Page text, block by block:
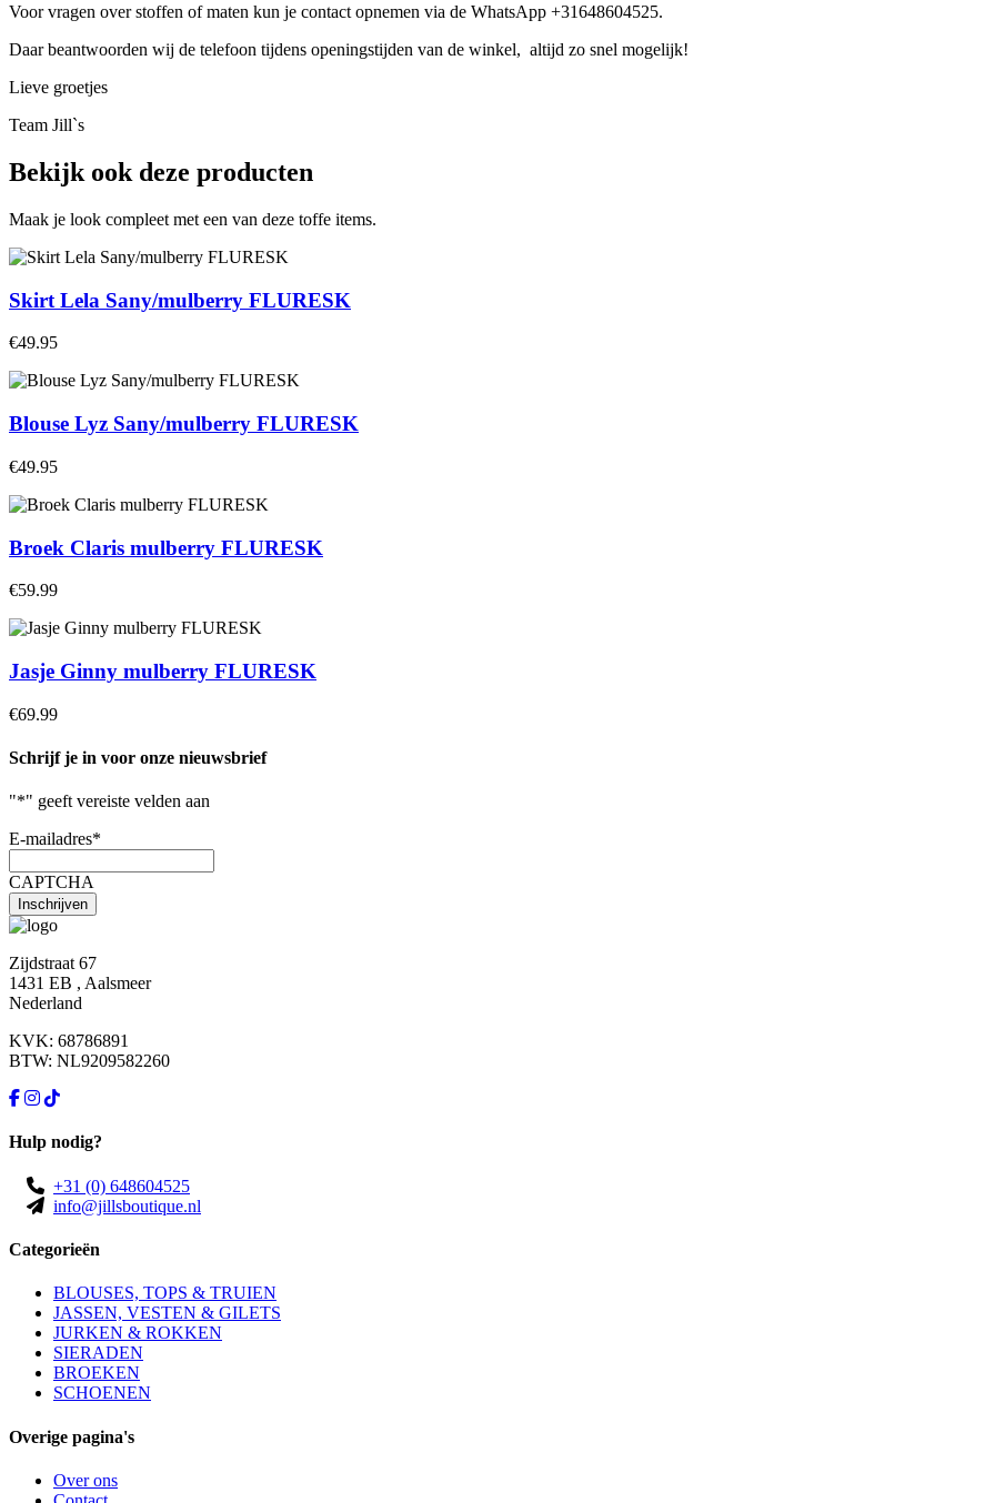
Voor vragen over stoffen of maten kun je contact opnemen via de WhatsApp +31648604525.
Daar beantwoorden wij de telefoon tijdens openingstijden van de winkel, altijd zo snel mogelijk!
Lieve groetjes
Team Jill`s
Bekijk ook deze producten
Maak je look compleet met een van deze toffe items.
Skirt Lela Sany/mulberry FLURESK
€49.95
Blouse Lyz Sany/mulberry FLURESK
€49.95
Broek Claris mulberry FLURESK
€59.99
Jasje Ginny mulberry FLURESK
€69.99
Schrijf je in voor onze nieuwsbrief
"*" geeft vereiste velden aan
E-mailadres*
CAPTCHA
Zijdstraat 67
1431 EB , Aalsmeer
Nederland
KVK: 68786891
BTW: NL9209582260
Hulp nodig?
+31 (0) 648604525
info@jillsboutique.nl
Categorieën
BLOUSES, TOPS & TRUIEN
JASSEN, VESTEN & GILETS
JURKEN & ROKKEN
SIERADEN
BROEKEN
SCHOENEN
Overige pagina's
Over ons